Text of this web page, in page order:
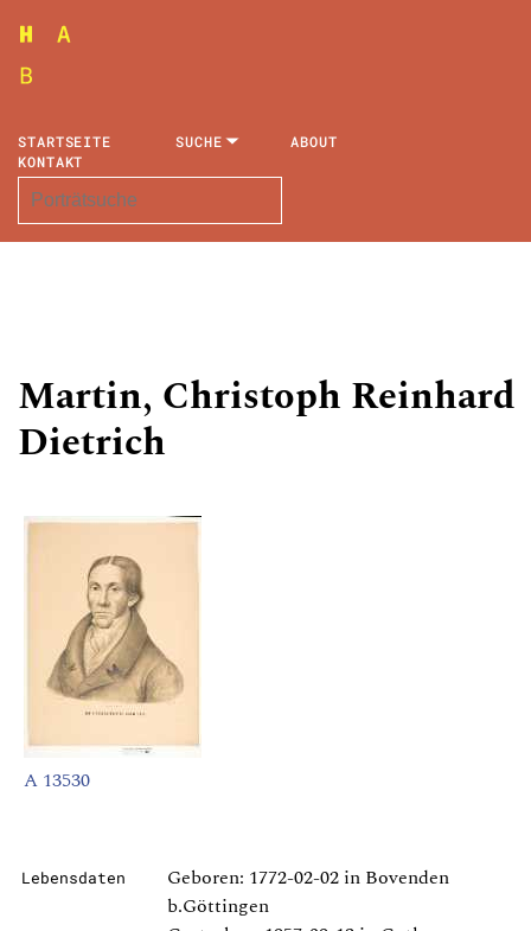
STARTSEITE SUCHE
ABOUT
KONTAKT
Martin, Christoph Reinhard
Dietrich
A 13530
Lebensdaten
Geboren: 1772-02-02 in Bovenden
b.Göttingen